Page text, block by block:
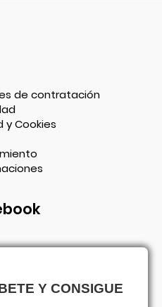
de contratación
y Cookies
Y CONSIGUE